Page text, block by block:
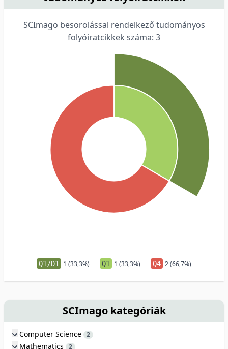
SCImago besorolással rendelkező tudományos
folyóiratcikkek száma: 3
Q1/D1 1 (33,3%) Q1 1 (33,3%) Q4 2 (66,7%)
SCImago kategóriák
Computer Science 2
Mathematics 2